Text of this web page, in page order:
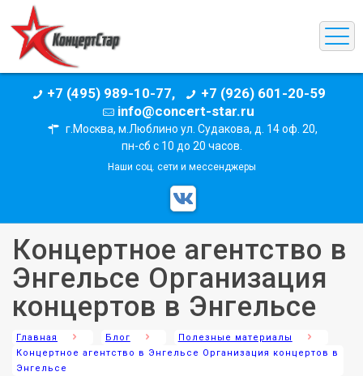
+7 (495) 989-10-77,
+7 (926) 601-20-59
info@concert-star.ru
г.Москва, м.Люблино ул. Судакова, д. 14 оф. 20,
пн-сб с 10 до 20 часов.
Наши соц. сети и мессенджеры
Концертное агентство в
Энгельсе Организация
концертов в Энгельсе
Главная Блог
Полезные материалы
Концертное агентство в Энгельсе Организация концертов в
Энгельсе